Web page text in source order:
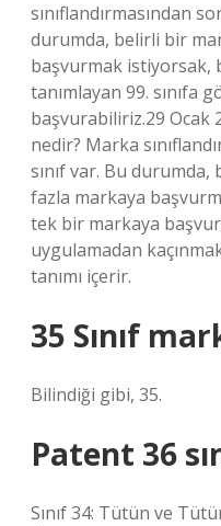
sınıflandırmasından
durumda, belirli bir
başvurmak istiyorsak,
tanımlayan 99. sınıfa
başvurabiliriz.29 Ocak
nedir? Marka
sınıf var. Bu
fazla markaya
tek bir markaya
uygulamadan
tanımı içerir.
35 Sınıf
Bilindiği gibi, 35.
Patent 36
Sınıf 34: Tütün ve